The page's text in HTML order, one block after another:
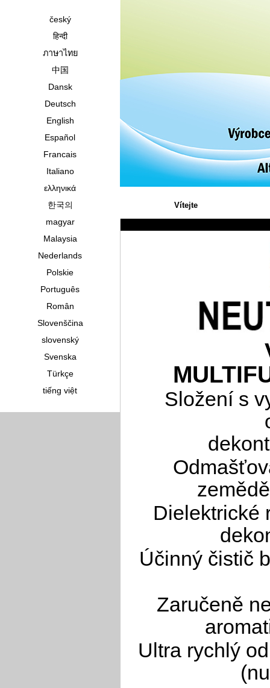
český
हिन्दी
ภาษาไทย
中国
Dansk
Deutsch
English
Español
Francais
Italiano
ελληνικά
한국의
magyar
Malaysia
Nederlands
Polskie
Português
Român
Slovenščina
slovenský
Svenska
Türkçe
tiếng việt
Vítejte
Složení s
Dielektrické
Účinný čistič
Zaručeně
Ultra rychlý